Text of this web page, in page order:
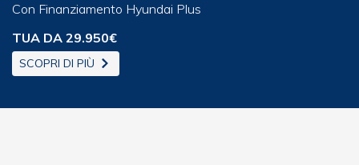
Con Finanziamento Hyundai Plus
TUA DA 29.950€
SCOPRI DI PIÙ